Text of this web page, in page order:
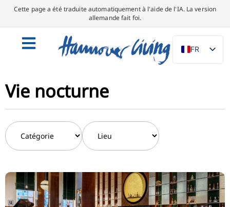
Cette page a été traduite automatiquement à l'aide de l'IA. La version
allemande fait foi.
FR
DE
SV
PT
Vie nocturne